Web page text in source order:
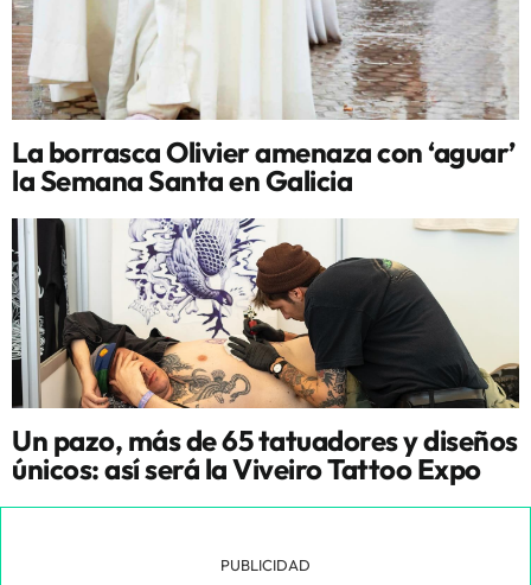
La borrasca Olivier amenaza con ‘aguar’
la Semana Santa en Galicia
Un pazo, más de 65 tatuadores y diseños
únicos: así será la Viveiro Tattoo Expo
PUBLICIDAD